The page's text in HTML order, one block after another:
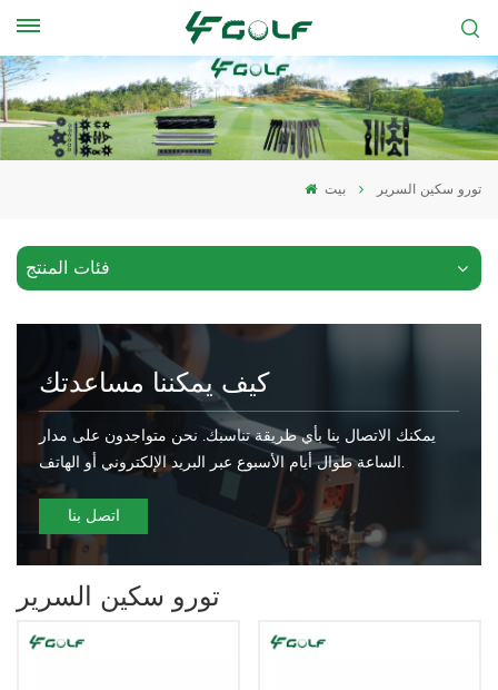
بيت تورو سكين السرير
فئات المنتج
كيف يمكننا مساعدتك
يمكنك الاتصال بنا بأي طريقة تناسبك. نحن متواجدون على مدار
الساعة طوال أيام الأسبوع عبر البريد الإلكتروني أو الهاتف.
اتصل بنا
تورو سكين السرير